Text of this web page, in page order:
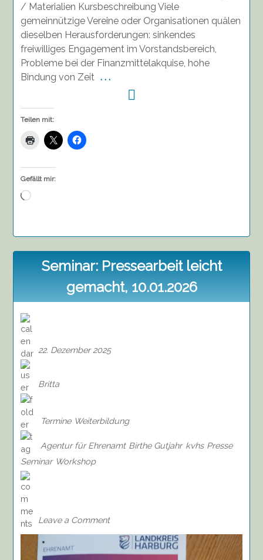
/ Materialien Kursbeschreibung Viele
gemeinnützige Vereine oder Organisationen quälen
dieselben Herausforderungen: sinkendes
freiwilliges Engagement im Vorstandsbereich,
Probleme bei der Finanzmittelakquise, hohe
Bindung von Zeit . . .
Teilen mit:
Gefällt mir:
Wird
Seminar: Pressearbeit leicht
gemacht, 10.01.2026
22. Dezember 2025
Britta
Termine Weiterbildung
Agentur für Ehrenamt Birthe Gutjahr kvhs Presse
Seminar Workshop
Leave a Comment
gemacht,
10.01.2026